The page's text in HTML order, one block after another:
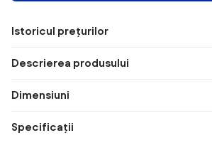
Istoricul prețurilor
Descrierea produsului
Dimensiuni
Specificații